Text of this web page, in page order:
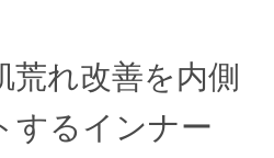
荒れ改善を内側
するインナー